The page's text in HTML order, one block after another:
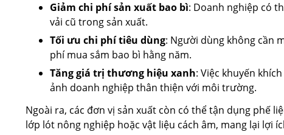
Giảm chi phí sản xuất bao bì: Doanh nghiệp có
vải cũ trong sản xuất.
Tối ưu chi phí tiêu dùng: Người dùng không cần
phí mua sắm bao bì hằng năm.
Tăng giá trị thương hiệu xanh: Việc khuyến
ảnh doanh nghiệp thân thiện với môi trường.
Ngoài ra, các đơn vị sản xuất còn có thể tận dụng phế
lớp lót nông nghiệp hoặc vật liệu cách âm, mang lại lợi